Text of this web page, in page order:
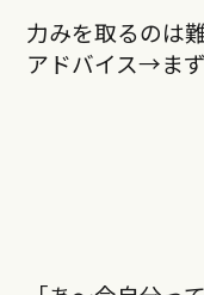
力みを取るのは
アドバイス→ま